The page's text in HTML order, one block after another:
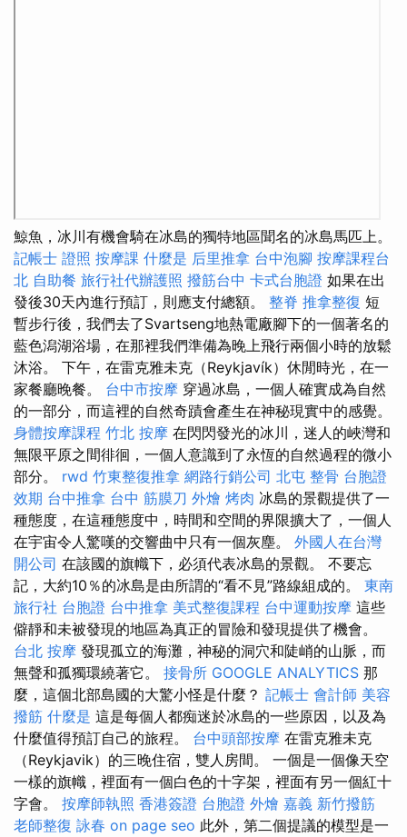
鯨魚，冰川有機會騎在冰島的獨特地區聞名的冰島馬匹上。
記帳士 證照 按摩課 什麼是 后里推拿 台中泡腳 按摩課程台
北 自助餐 旅行社代辦護照 撥筋台中 卡式台胞證 如果在出
發後30天內進行預訂，則應支付總額。 整脊 推拿整復 短
暫步行後，我們去了Svartseng地熱電廠腳下的一個著名的
藍色潟湖浴場，在那裡我們準備為晚上飛行兩個小時的放鬆
沐浴。 下午，在雷克雅未克（Reykjavík）休閒時光，在一
家餐廳晚餐。 台中市按摩 穿過冰島，一個人確實成為自然
的一部分，而這裡的自然奇蹟會產生在神秘現實中的感覺。
身體按摩課程 竹北 按摩 在閃閃發光的冰川，迷人的峽灣和
無限平原之間徘徊，一個人意識到了永恆的自然過程的微小
部分。 rwd 竹東整復推拿 網路行銷公司 北屯 整骨 台胞證
效期 台中推拿 台中 筋膜刀 外燴 烤肉 冰島的景觀提供了一
種態度，在這種態度中，時間和空間的界限擴大了，一個人
在宇宙令人驚嘆的交響曲中只有一個灰塵。 外國人在台灣
開公司 在該國的旗幟下，必須代表冰島的景觀。 不要忘
記，大約10％的冰島是由所謂的“看不見”路線組成的。 東南
旅行社 台胞證 台中推拿 美式整復課程 台中運動按摩 這些
僻靜和未被發現的地區為真正的冒險和發現提供了機會。
台北 按摩 發現孤立的海灘，神秘的洞穴和陡峭的山脈，而
無聲和孤獨環繞著它。 接骨所 GOOGLE ANALYTICS 那
麼，這個北部島國的大驚小怪是什麼？ 記帳士 會計師 美容
撥筋 什麼是 這是每個人都痴迷於冰島的一些原因，以及為
什麼值得預訂自己的旅程。 台中頭部按摩 在雷克雅未克
（Reykjavik）的三晚住宿，雙人房間。 一個是一個像天空
一樣的旗幟，裡面有一個白色的十字架，裡面有另一個紅十
字會。 按摩師執照 香港簽證 台胞證 外燴 嘉義 新竹撥筋
老師整復 詠春 on page seo 此外，第二個提議的模型是一